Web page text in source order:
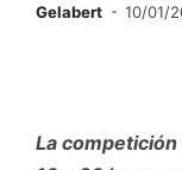
Gelabert 10/01/
La competición